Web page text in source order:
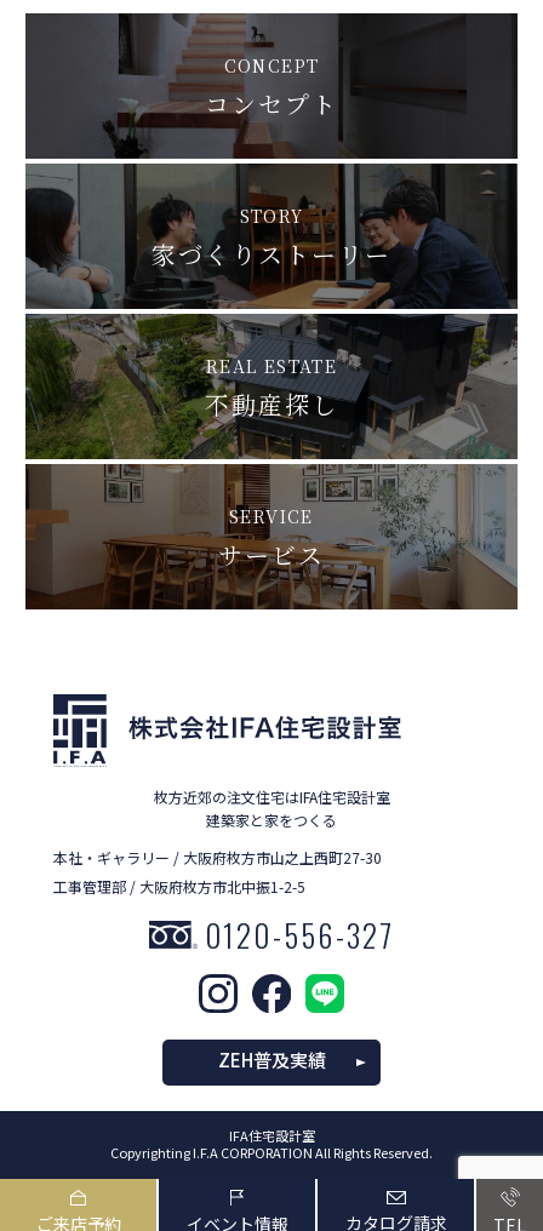
CONCEPT
コンセプト
STORY
家づくりストーリー
REAL ESTATE
不動産探し
SERVICE
サービス
枚方近郊の注文住宅はIFA住宅設計室
建築家と家をつくる
本社・ギャラリー / 大阪府枚方市山之上西町27-30
工事管理部 / 大阪府枚方市北中振1-2-5
0120-556-327
ZEH普及実績
IFA住宅設計室
Copyrighting I.F.A CORPORATION All Rights Reserved.
ご来店予約 イベント情報 カタログ請求 TEL